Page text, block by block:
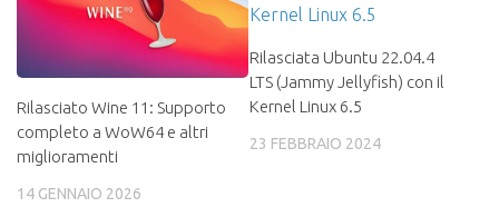
Rilasciato Wine 11: Supporto
completo a WoW64 e altri
miglioramenti
14 GENNAIO 2026
Rilasciata Ubuntu 22.04.4
LTS (Jammy Jellyfish) con il
Kernel Linux 6.5
23 FEBBRAIO 2024